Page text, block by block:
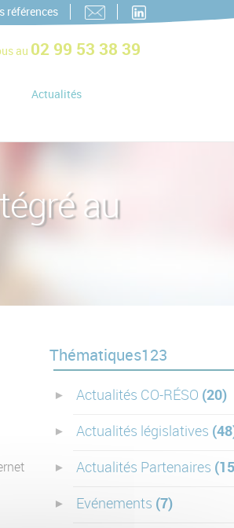
références
au 02 99 53 38 39
Actualités
au
Thématiques123
Actualités CO-RÉSO (20)
Actualités législatives
Actualités Partenaires
Evénements (7)